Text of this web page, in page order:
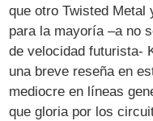
que otro Twisted Metal
para la mayoría –a no
de velocidad futurista-
una breve reseña en
mediocre en líneas
que gloria por los